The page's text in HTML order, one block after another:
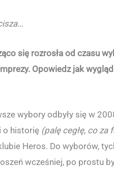
się rozrosła od czasu
Opowiedz jak
wybory odbyły się w
o historię (palę cegłę, co za
Heros. Do wyborów,
wcześniej, po prostu